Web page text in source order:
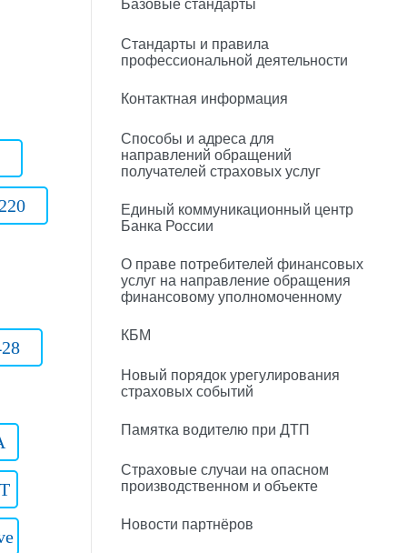
220
Базовые стандарты
Стандарты и правила
профессиональной деятельности
Контактная информация
Способы и адреса для
направлений обращений
получателей страховых услуг
Единый коммуникационный центр
Банка России
О праве потребителей финансовых
услуг на направление обращения
финансовому уполномоченному
КБМ
Новый порядок урегулирования
страховых событий
Памятка водителю при ДТП
Страховые случаи на опасном
производственном и объекте
Новости партнёров